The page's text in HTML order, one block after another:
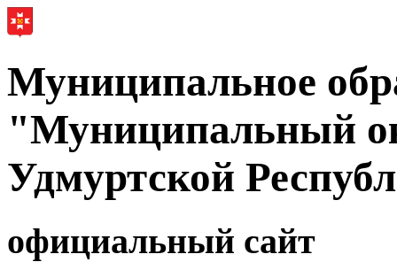
Муниципальное
"Муниципальный
Удмуртской
официальный сайт